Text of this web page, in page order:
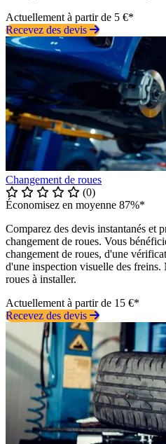
Actuellement à partir de 5 €*
Recevez des devis
Changement de roues
(0)
Économisez en moyenne 87%*
Comparez des devis instantanés et
changement de roues. Vous
changement de roues, d'une
d'une inspection visuelle des
roues à installer.
Actuellement à partir de 15 €*
Recevez des devis